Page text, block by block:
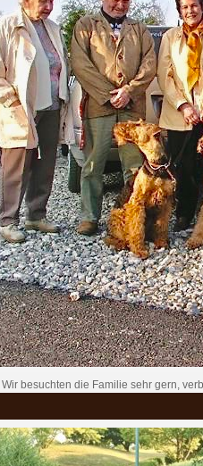
Wir besuchten die Familie sehr gern,